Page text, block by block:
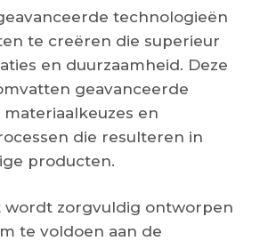
technologieën
te creëren die superieur
en duurzaamheid. Deze
geavanceerde
en
die resulteren in
producten.
wordt zorgvuldig ontworpen
te voldoen aan de